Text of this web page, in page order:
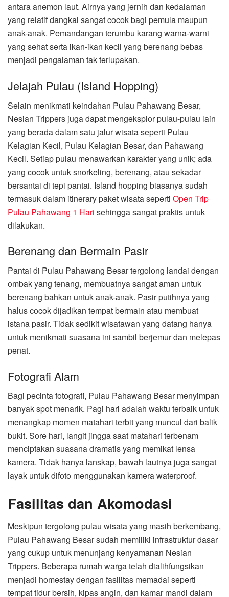
antara anemon laut. Airnya yang jernih dan kedalaman
yang relatif dangkal sangat cocok bagi pemula maupun
anak-anak. Pemandangan terumbu karang warna-warni
yang sehat serta ikan-ikan kecil yang berenang bebas
menjadi pengalaman tak terlupakan.
Jelajah Pulau (Island Hopping)
Selain menikmati keindahan Pulau Pahawang Besar,
Nesian Trippers juga dapat mengeksplor pulau-pulau lain
yang berada dalam satu jalur wisata seperti Pulau
Kelagian Kecil, Pulau Kelagian Besar, dan Pahawang
Kecil. Setiap pulau menawarkan karakter yang unik; ada
yang cocok untuk snorkeling, berenang, atau sekadar
bersantai di tepi pantai. Island hopping biasanya sudah
termasuk dalam itinerary paket wisata seperti Open Trip
Pulau Pahawang 1 Hari sehingga sangat praktis untuk
dilakukan.
Berenang dan Bermain Pasir
Pantai di Pulau Pahawang Besar tergolong landai dengan
ombak yang tenang, membuatnya sangat aman untuk
berenang bahkan untuk anak-anak. Pasir putihnya yang
halus cocok dijadikan tempat bermain atau membuat
istana pasir. Tidak sedikit wisatawan yang datang hanya
untuk menikmati suasana ini sambil berjemur dan melepas
penat.
Fotografi Alam
Bagi pecinta fotografi, Pulau Pahawang Besar menyimpan
banyak spot menarik. Pagi hari adalah waktu terbaik untuk
menangkap momen matahari terbit yang muncul dari balik
bukit. Sore hari, langit jingga saat matahari terbenam
menciptakan suasana dramatis yang memikat lensa
kamera. Tidak hanya lanskap, bawah lautnya juga sangat
layak untuk difoto menggunakan kamera waterproof.
Fasilitas dan Akomodasi
Meskipun tergolong pulau wisata yang masih berkembang,
Pulau Pahawang Besar sudah memiliki infrastruktur dasar
yang cukup untuk menunjang kenyamanan Nesian
Trippers. Beberapa rumah warga telah dialihfungsikan
menjadi homestay dengan fasilitas memadai seperti
tempat tidur bersih, kipas angin, dan kamar mandi dalam